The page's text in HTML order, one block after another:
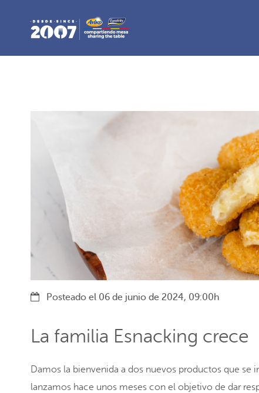
Posteado el 06 de junio de 2024, 09:00h
La familia Esnacking crece
Damos la bienvenida a dos nuevos productos que se
lanzamos hace unos meses con el objetivo de dar